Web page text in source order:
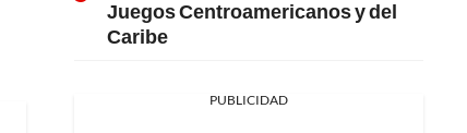
Juegos Centroamericanos y del
Caribe
PUBLICIDAD